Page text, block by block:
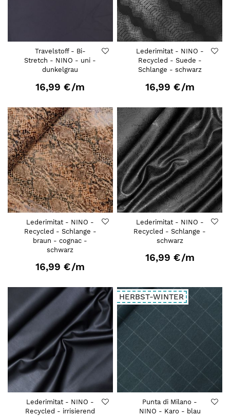
Travelstoff - Bi-
Stretch - NINO - uni -
dunkelgrau
16,99 €/m
Lederimitat - NINO -
Recycled - Suede -
Schlange - schwarz
16,99 €/m
Lederimitat - NINO -
Recycled - Schlange -
braun - cognac -
schwarz
16,99 €/m
Lederimitat - NINO -
Recycled - Schlange -
schwarz
16,99 €/m
Lederimitat - NINO -
Recycled - irrisierend
HERBST-WINTER
Punta di Milano -
NINO - Karo - blau